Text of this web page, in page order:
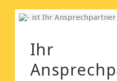
Ihr